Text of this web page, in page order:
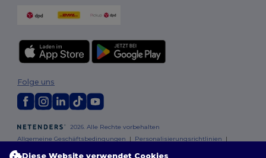
2026. Alle Rechte vorbehalten
Allgemeine Geschäftsbedingungen | Personalisierungsrichtlinien |
Folge uns
Diese Website verwendet Cookies